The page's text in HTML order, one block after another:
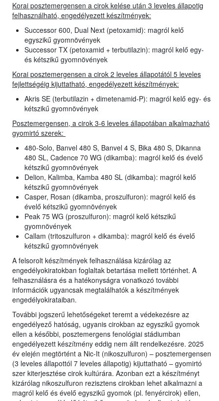
Korai posztemergensen a cirok kelése után 3 leveles állapotig
felhasználható, engedélyezett készítmények:
Successor 600, Dual Next (petoxamid): magról kelő
egyszikű gyomnövények
Successor TX (petoxamid + terbutilazin): magról kelő egy-
és kétszikű gyomnövények
Korai posztemergensen a cirok 2 leveles állapotától 5 leveles
fejlettségéig kijuttatható, engedélyezett készítmények:
Akris SE (terbutilazin + dimetenamid-P): magról kelő egy- és
kétszikű gyomnövények
Posztemergensen, a cirok 3-6 leveles állapotában alkalmazható
gyomirtó szerek:
480-Solo, Banvel 480 S, Banvel 4 S, Bika 480 S, Dikanna
480 SL, Cadence 70 WG (dikamba): magról kelő és évelő
kétszikű gyomnövények
Delion, Kalimba, Kamba 480 SL (dikamba): magról kelő
kétszikű gyomnövények
Casper, Rosan (dikamba, proszulfuron): magról kelő és
évelő kétszikű gyomnövények
Peak 75 WG (proszulfuron): magról kelő kétszikű
gyomnövények
Callam (tritoszulfuron + dikamba): magról kelő és évelő
kétszikű gyomnövények
A felsorolt készítmények felhasználása kizárólag az
engedélyokiratokban foglaltak betartása mellett történhet. A
felhasználásra és a hatékonyságra vonatkozó további
információk ugyancsak megtalálhatók a készítmények
engedélyokirataiban.
További jogszerű lehetőségeket teremt a védekezésre az
engedélyező hatóság, ugyanis cirokban az egyszikű gyomok
ellen a későbbi, posztemergens fenológiai stádiumban
engedélyezett készítmény eddig nem állt rendelkezésre. 2025
év elején megtörtént a Nic-It (nikoszulfuron) – posztemergensen
(3 leveles állapottól 7 leveles állapotig) kijuttatható – gyomirtó
szer kiterjesztése cirok kultúrára. Azonban ezt a készítményt
kizárólag nikoszulfuron rezisztens cirokban lehet alkalmazni a
magról kelő és évelő egyszikű gyomok (pl. fenyércirok) ellen,